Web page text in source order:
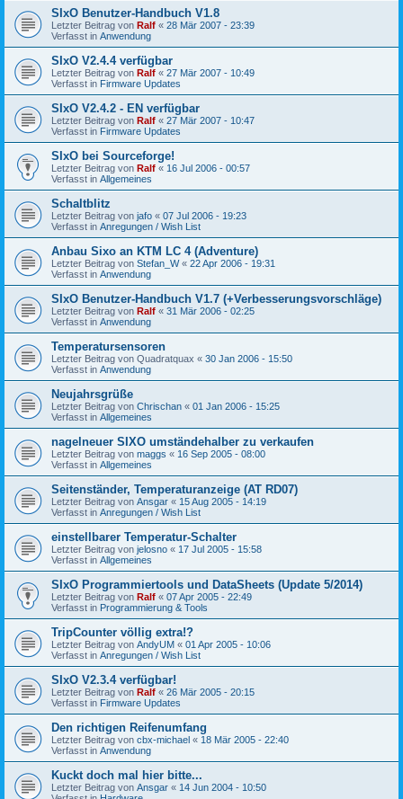
SIxO Benutzer-Handbuch V1.8
Letzter Beitrag von Ralf « 28 Mär 2007 - 23:39
Verfasst in Anwendung
SIxO V2.4.4 verfügbar
Letzter Beitrag von Ralf « 27 Mär 2007 - 10:49
Verfasst in Firmware Updates
SIxO V2.4.2 - EN verfügbar
Letzter Beitrag von Ralf « 27 Mär 2007 - 10:47
Verfasst in Firmware Updates
SIxO bei Sourceforge!
Letzter Beitrag von Ralf « 16 Jul 2006 - 00:57
Verfasst in Allgemeines
Schaltblitz
Letzter Beitrag von jafo « 07 Jul 2006 - 19:23
Verfasst in Anregungen / Wish List
Anbau Sixo an KTM LC 4 (Adventure)
Letzter Beitrag von Stefan_W« 22 Apr 2006 - 19:31
Verfasst in Anwendung
SIxO Benutzer-Handbuch V1.7 (+Verbesserungsvorschläge)
Letzter Beitrag von Ralf « 31 Mär 2006 - 02:25
Verfasst in Anwendung
Temperatursensoren
Letzter Beitrag von Quadratquax « 30 Jan 2006 - 15:50
Verfasst in Anwendung
Neujahrsgrüße
Letzter Beitrag von Chrischan « 01 Jan 2006 - 15:25
Verfasst in Allgemeines
nagelneuer SIXO umständehalber zu verkaufen
Letzter Beitrag von maggs « 16 Sep 2005 - 08:00
Verfasst in Allgemeines
Seitenständer, Temperaturanzeige (AT RD07)
Letzter Beitrag von Ansgar « 15 Aug 2005 - 14:19
Verfasst in Anregungen / Wish List
einstellbarer Temperatur-Schalter
Letzter Beitrag von jelosno « 17 Jul 2005 - 15:58
Verfasst in Allgemeines
SIxO Programmiertools und DataSheets (Update 5/2014)
Letzter Beitrag von Ralf « 07 Apr 2005 - 22:49
Verfasst in Programmierung & Tools
TripCounter völlig extra!?
Letzter Beitrag von AndyUM « 01 Apr 2005 - 10:06
Verfasst in Anregungen / Wish List
SIxO V2.3.4 verfügbar!
Letzter Beitrag von Ralf « 26 Mär 2005 - 20:15
Verfasst in Firmware Updates
Den richtigen Reifenumfang
Letzter Beitrag von cbx-michael « 18 Mär 2005 - 22:40
Verfasst in Anwendung
Kuckt doch mal hier bitte...
Letzter Beitrag von Ansgar « 14 Jun 2004 - 10:50